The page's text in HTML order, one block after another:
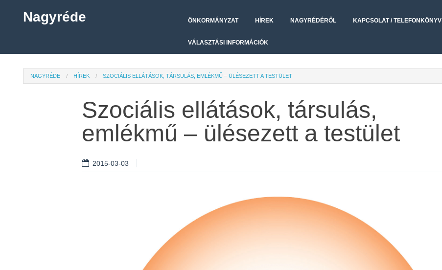
Nagyréde ÖNKORMÁNYZAT HÍREK NAGYRÉDÉRŐL KAPCSOLAT / TELEFONKÖNYV
VÁLASZTÁSI INFORMÁCIÓK
NAGYRÉDE HÍREK SZOCIÁLIS ELLÁTÁSOK, TÁRSULÁS, EMLÉKMŰ – ÜLÉSEZETT A TESTÜLET
Szociális ellátások, társulás,
emlékmű – ülésezett a testület
2015-03-03